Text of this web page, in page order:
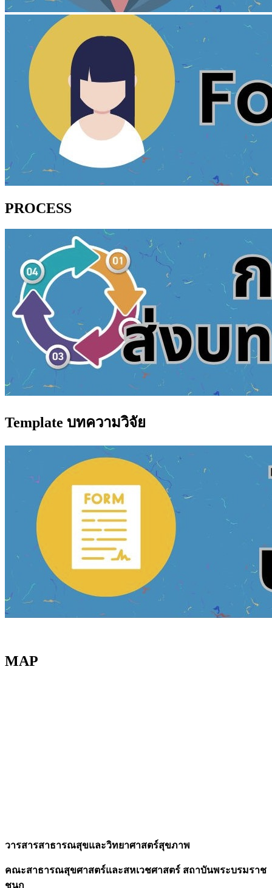
PROCESS
Template บทความวิจัย
MAP
วารสารสาธารณสุขและวิทยาศาสตร์สุขภาพ
คณะสาธารณสุขศาสตร์และสหเวชศาสตร์ สถาบันพระบรมราช
ชนก